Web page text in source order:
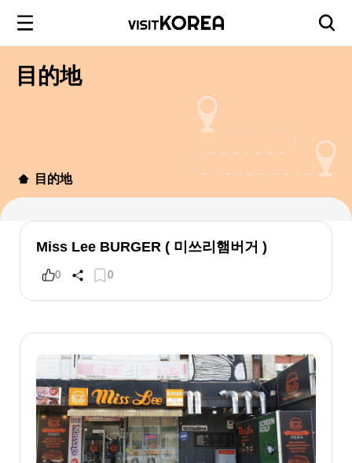
目的地
目的地
Miss Lee BURGER ( 미쓰리햄버거 )
0 0